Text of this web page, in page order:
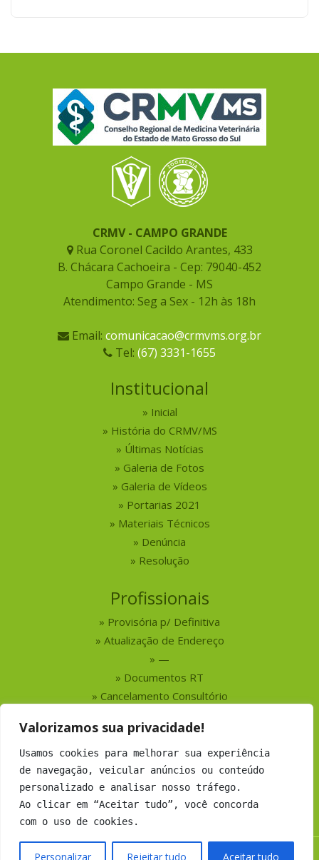
Valorizamos sua privacidade!
Usamos cookies para melhorar sua experiência
de navegação, veicular anúncios ou conteúdo
personalizado e analisar nosso tráfego.
Ao clicar em “Aceitar tudo”, você concorda
com o uso de cookies.
Personalizar Rejeitar tudo Aceitar tudo
CRMV - CAMPO GRANDE
Rua Coronel Cacildo Arantes, 433
B. Chácara Cachoeira - Cep: 79040-452
Campo Grande - MS
Atendimento: Seg a Sex - 12h às 18h
Email: comunicacao@crmvms.org.br
Tel: (67) 3331-1655
Institucional
Inicial
História do CRMV/MS
Últimas Notícias
Galeria de Fotos
Galeria de Vídeos
Portarias 2021
Materiais Técnicos
Denúncia
Resolução
Profissionais
Provisória p/ Definitiva
Atualização de Endereço
—
Documentos RT
Cancelamento Consultório
Serviços
Busca por Profissionais
Busca por Empresas
Números do CRMV-MS